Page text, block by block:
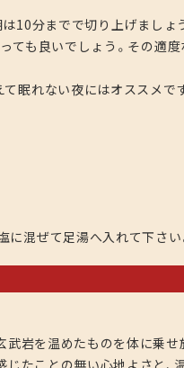
10分までで切り上げましょ
ても良いでしょう。その適
眠れない夜にはオススメで
混ぜて足湯へ入れて下さい
武岩を温めたものを体に乗せ
じたことの無い心地よさと、